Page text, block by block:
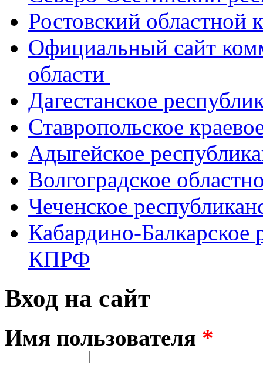
Ростовский
Официальный сайт
области
Дагестанское
Ставропольское
Адыгейское
Волгоградское
Чеченское
Кабардино-Балкарское
КПРФ
Вход на сайт
Имя пользователя *